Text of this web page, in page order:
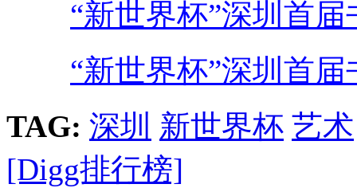
“新世界杯”深圳首
“新世界杯”深圳首
TAG: 深圳 新世界杯 艺术
[Digg排行榜]